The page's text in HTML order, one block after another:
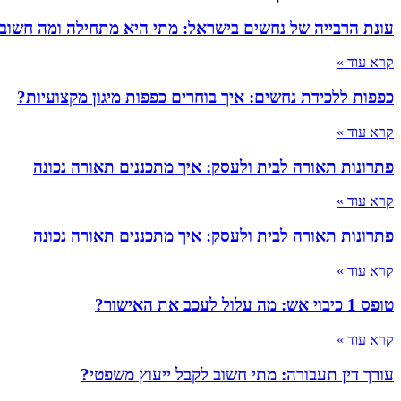
עונת הרבייה של נחשים בישראל: מתי היא מתחילה ומה
קרא עוד »
כפפות ללכידת נחשים: איך בוחרים כפפות מיגון מקצועיות?
קרא עוד »
פתרונות תאורה לבית ולעסק: איך מתכננים תאורה נכונה
קרא עוד »
פתרונות תאורה לבית ולעסק: איך מתכננים תאורה נכונה
קרא עוד »
טופס 1 כיבוי אש: מה עלול לעכב את האישור?
קרא עוד »
עורך דין תעבורה: מתי חשוב לקבל ייעוץ משפטי?